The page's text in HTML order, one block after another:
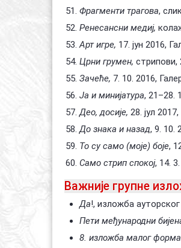
Фрагменти трагова,
Ренесансни медиј,
Арт игре, 17. јун 2016,
Црни грумен, стрипови,
Зачеће, 7. 10. 2016,
Ја и минијатура, 21–28.
Део, досије, 28. јул
До знака и назад, 9. 10.
То су само (моје) боје,
Само стрип спокој, 14.
Важније групне
Да!, изложба ауторског
Пети међународни
8. изложба малог